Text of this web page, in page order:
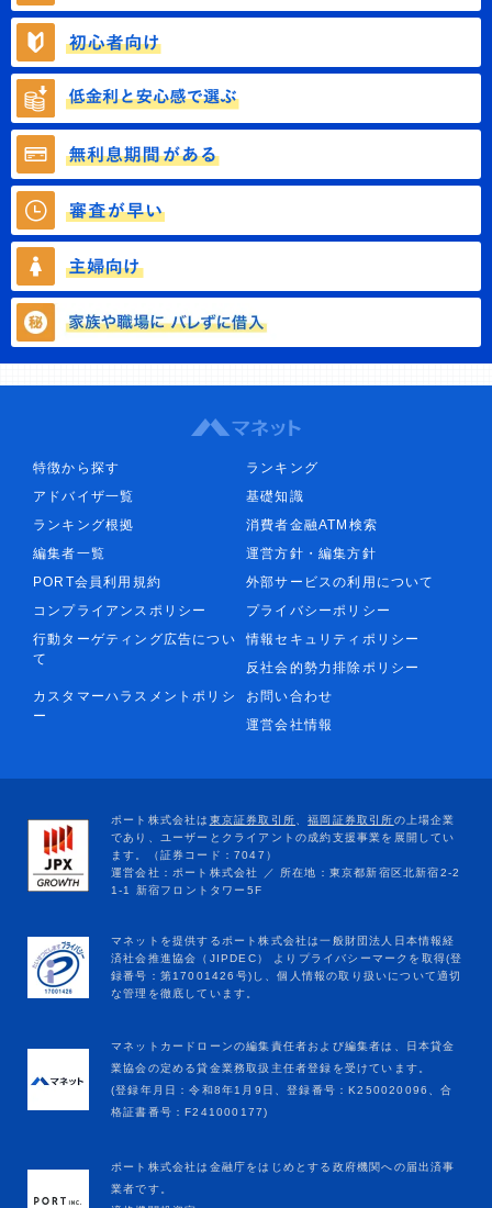
特徴から探す
ランキング
アドバイザ一覧
基礎知識
ランキング根拠
消費者金融ATM検索
編集者一覧
運営方針・編集方針
PORT会員利用規約
外部サービスの利用について
コンプライアンスポリシー
プライバシーポリシー
行動ターゲティング広告につい
て
情報セキュリティポリシー
反社会的勢力排除ポリシー
カスタマーハラスメントポリシ
ー
お問い合わせ
運営会社情報
マネットカードローンの編集責任者および編集者は、日本貸金
業協会の定める貸金業務取扱主任者登録を受けています。
(登録年月日：令和8年1月9日、登録番号：K250020096、合
格証書番号：F241000177)
ポート株式会社は金融庁をはじめとする政府機関への届出済事
業者です。